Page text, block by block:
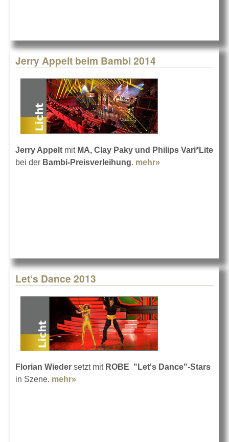
Jerry Appelt beim Bambi 2014
Jerry Appelt mit MA, Clay Paky und Philips Vari*Lite
bei der Bambi-Preisverleihung. mehr»
Let‘s Dance 2013
Florian Wieder setzt mit ROBE "Let's Dance"-Stars
in Szene. mehr»